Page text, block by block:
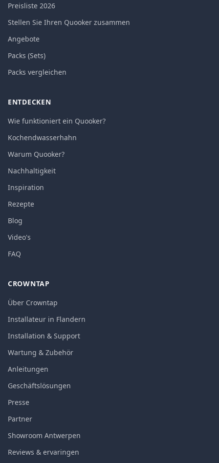
Preisliste 2026
Stellen Sie Ihren Quooker zusammen
Angebote
Packs (Sets)
Packs vergleichen
ENTDECKEN
Wie funktioniert ein Quooker?
Kochendwasserhahn
Warum Quooker?
Nachhaltigkeit
Inspiration
Rezepte
Blog
Video's
FAQ
CROWNTAP
Über Crowntap
Installateur in Flandern
Installation & Support
Wartung & Zubehör
Anleitungen
Geschäftslösungen
Presse
Partner
Showroom Antwerpen
Reviews & ervaringen